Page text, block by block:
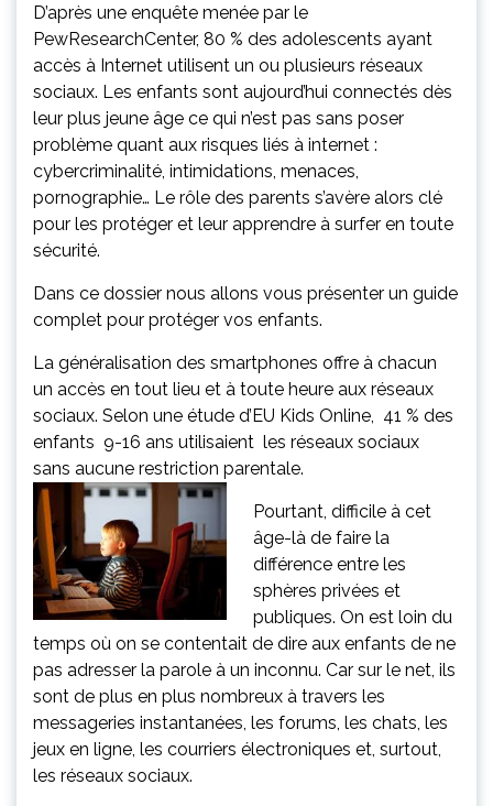
D’après une enquête menée par le
PewResearchCenter, 80 % des adolescents ayant
accès à Internet utilisent un ou plusieurs réseaux
sociaux. Les enfants sont aujourd’hui connectés dès
leur plus jeune âge ce qui n’est pas sans poser
problème quant aux risques liés à internet :
cybercriminalité, intimidations, menaces,
pornographie… Le rôle des parents s’avère alors clé
pour les protéger et leur apprendre à surfer en toute
sécurité.
Dans ce dossier nous allons vous présenter un guide
complet pour protéger vos enfants.
La généralisation des smartphones offre à chacun
un accès en tout lieu et à toute heure aux réseaux
sociaux. Selon une étude d’EU Kids Online, 41 % des
enfants 9-16 ans utilisaient les réseaux sociaux
sans aucune restriction parentale.
Pourtant, difficile à cet
âge-là de faire la
différence entre les
sphères privées et
publiques. On est loin du
temps où on se contentait de dire aux enfants de ne
pas adresser la parole à un inconnu. Car sur le net, ils
sont de plus en plus nombreux à travers les
messageries instantanées, les forums, les chats, les
jeux en ligne, les courriers électroniques et, surtout,
les réseaux sociaux.